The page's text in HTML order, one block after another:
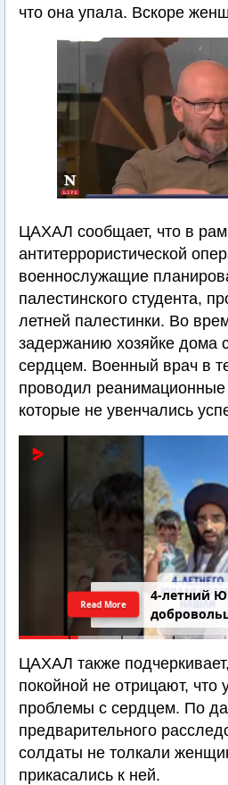
что она упала. Вскоре
ЦАХАЛ сообщает, что в
антитеррористической
военнослужащие
палестинского студента,
летней палестинки. Во
задержанию хозяйке дома
сердцем. Военный врач в
проводил
которые не увенчались
4-летний
Read More
ЦАХАЛ также
покойной не отрицают,
проблемы с сердцем. По
предварительного
солдаты не толкали
прикасались к ней.